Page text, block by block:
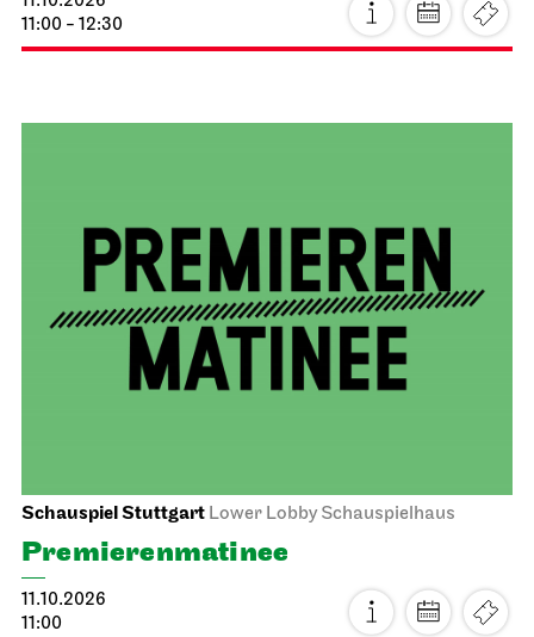
Staatsoper Stuttgart Opera House, Upper Foyer (I. Rang)
Introductory matinee: Lady
Macbeth von Mzensk